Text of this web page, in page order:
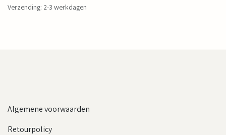
Verzending: 2-3 werkdagen
Algemene voorwaarden
Retourpolicy